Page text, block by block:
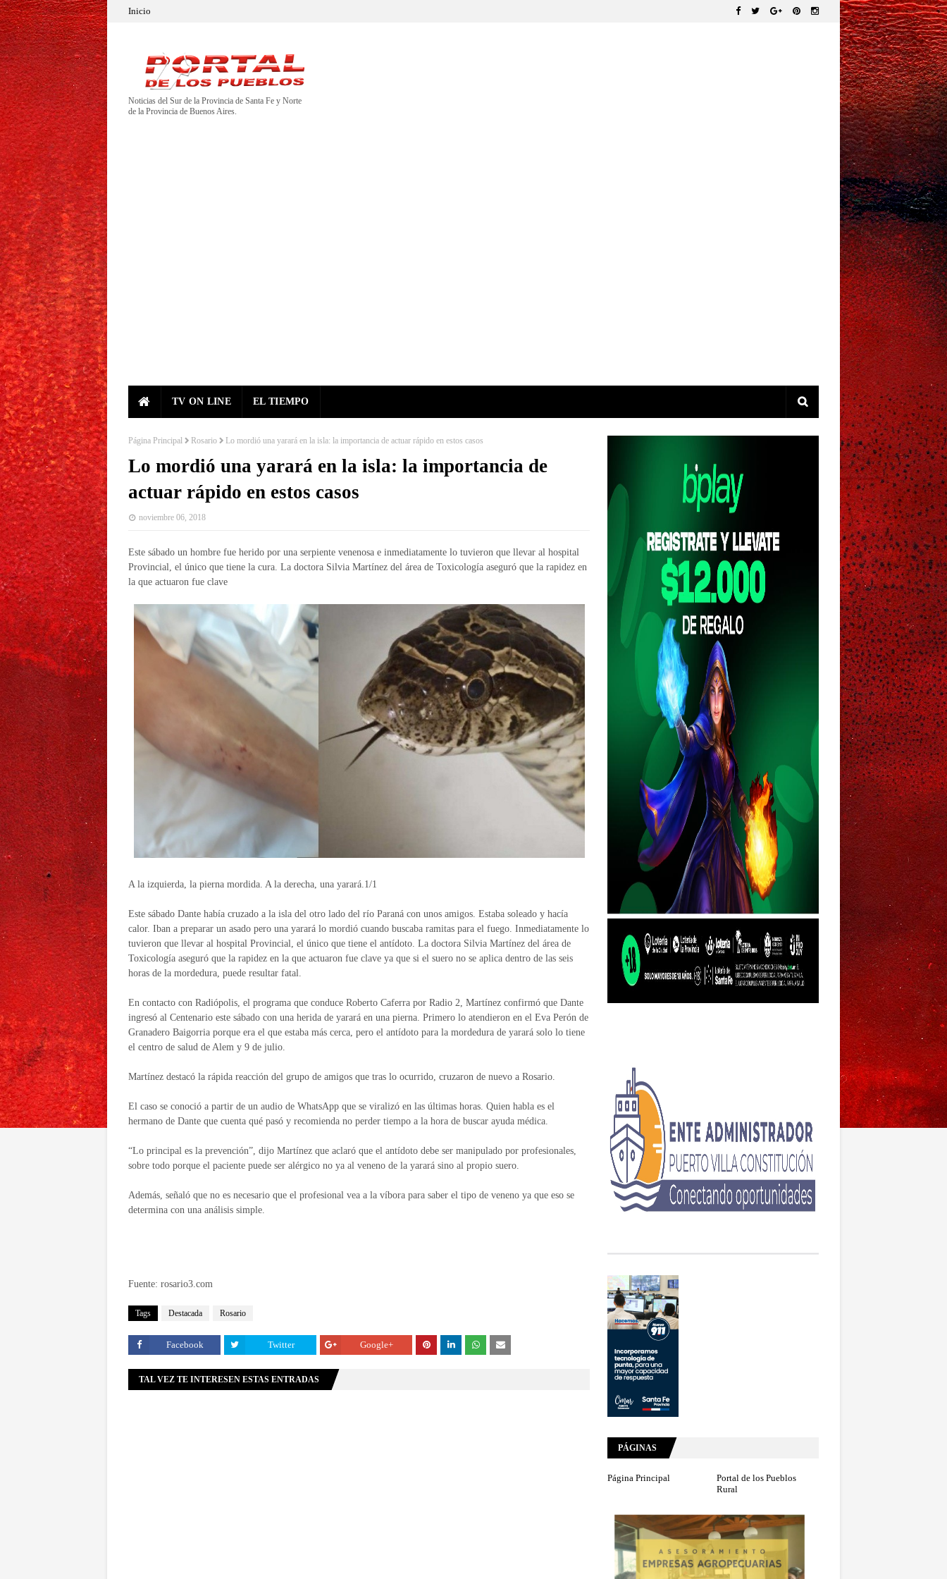
Inicio
Noticias del Sur de la Provincia de Santa Fe y Norte
de la Provincia de Buenos Aires.
TV ON LINE EL TIEMPO
Página Principal Rosario Lo mordió una yarará en la isla: la importancia de actuar rápido en estos casos
Lo mordió una yarará en la isla: la importancia de
actuar rápido en estos casos
noviembre 06, 2018
Este sábado un hombre fue herido por una serpiente venenosa e inmediatamente lo tuvieron que llevar al hospital
Provincial, el único que tiene la cura. La doctora Silvia Martínez del área de Toxicología aseguró que la rapidez en
la que actuaron fue clave
A la izquierda, la pierna mordida. A la derecha, una yarará.1/1
Este sábado Dante había cruzado a la isla del otro lado del río Paraná con unos amigos. Estaba soleado y hacía
calor. Iban a preparar un asado pero una yarará lo mordió cuando buscaba ramitas para el fuego. Inmediatamente lo
tuvieron que llevar al hospital Provincial, el único que tiene el antídoto. La doctora Silvia Martínez del área de
Toxicología aseguró que la rapidez en la que actuaron fue clave ya que si el suero no se aplica dentro de las seis
horas de la mordedura, puede resultar fatal.
En contacto con Radiópolis, el programa que conduce Roberto Caferra por Radio 2, Martínez confirmó que Dante
ingresó al Centenario este sábado con una herida de yarará en una pierna. Primero lo atendieron en el Eva Perón de
Granadero Baigorria porque era el que estaba más cerca, pero el antídoto para la mordedura de yarará solo lo tiene
el centro de salud de Alem y 9 de julio.
Martínez destacó la rápida reacción del grupo de amigos que tras lo ocurrido, cruzaron de nuevo a Rosario.
El caso se conoció a partir de un audio de WhatsApp que se viralizó en las últimas horas. Quien habla es el
hermano de Dante que cuenta qué pasó y recomienda no perder tiempo a la hora de buscar ayuda médica.
“Lo principal es la prevención”, dijo Martínez que aclaró que el antídoto debe ser manipulado por profesionales,
sobre todo porque el paciente puede ser alérgico no ya al veneno de la yarará sino al propio suero.
Además, señaló que no es necesario que el profesional vea a la víbora para saber el tipo de veneno ya que eso se
determina con una análisis simple.
Fuente: rosario3.com
Tags Destacada Rosario
Facebook Twitter Google+
TAL VEZ TE INTERESEN ESTAS ENTRADAS
PÁGINAS
Página Principal
Portal de los Pueblos
Rural